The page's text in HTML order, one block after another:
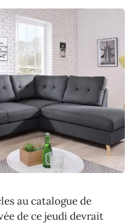
au catalogue de
de ce jeudi devrait